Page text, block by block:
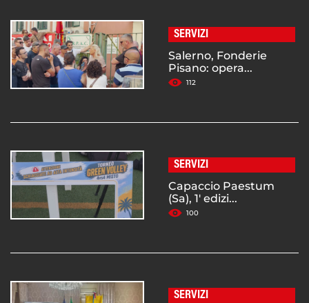
SERVIZI
Salerno, Fonderie
Pisano: opera...
112
SERVIZI
Capaccio Paestum
(Sa), 1' edizi...
100
SERVIZI